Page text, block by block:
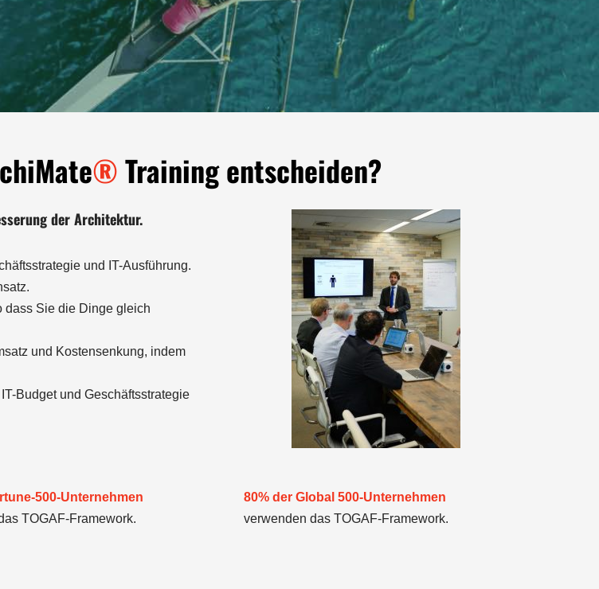
®Training entscheiden?
der Architektur.
und IT-Ausführung.
dass Sie die Dinge gleich
und Kostensenkung, indem
Budget und Geschäftsstrategie
500-Unternehmen
TOGAF-Framework.
80% der Global 500-Unternehmen
verwenden das TOGAF-Framework.